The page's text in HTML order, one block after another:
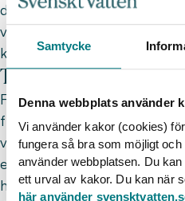
Samtycke
Denna webbplats använder
Vi använder kakor (cookies)
fungera så bra som möjligt
använder webbplatsen. Du
ett urval av kakor. Du kan när
här använder
dag kan vi tillsammans
vatten och i förlängningen
kommunala
Tips för hållbar
För att säkerställa
framtiden behöver alla
vattenanvändning. Det
eftersom vi i Sverige har vi
ha tillgång till rent, friskt